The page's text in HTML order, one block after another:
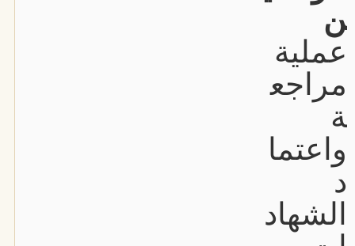
ن
عملية
مراجع
ة
واعتما
د
الشهاد